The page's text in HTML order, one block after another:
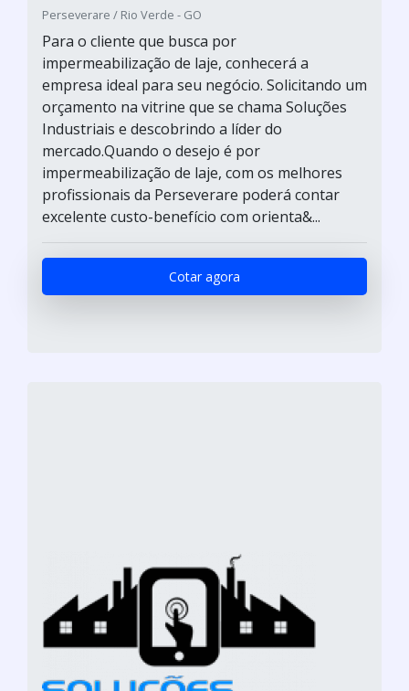
Perseverare / Rio Verde - GO
Para o cliente que busca por
impermeabilização de laje, conhecerá a
empresa ideal para seu negócio. Solicitando um
orçamento na vitrine que se chama Soluções
Industriais e descobrindo a líder do
mercado.Quando o desejo é por
impermeabilização de laje, com os melhores
profissionais da Perseverare poderá contar
excelente custo-benefício com orienta&...
Cotar agora